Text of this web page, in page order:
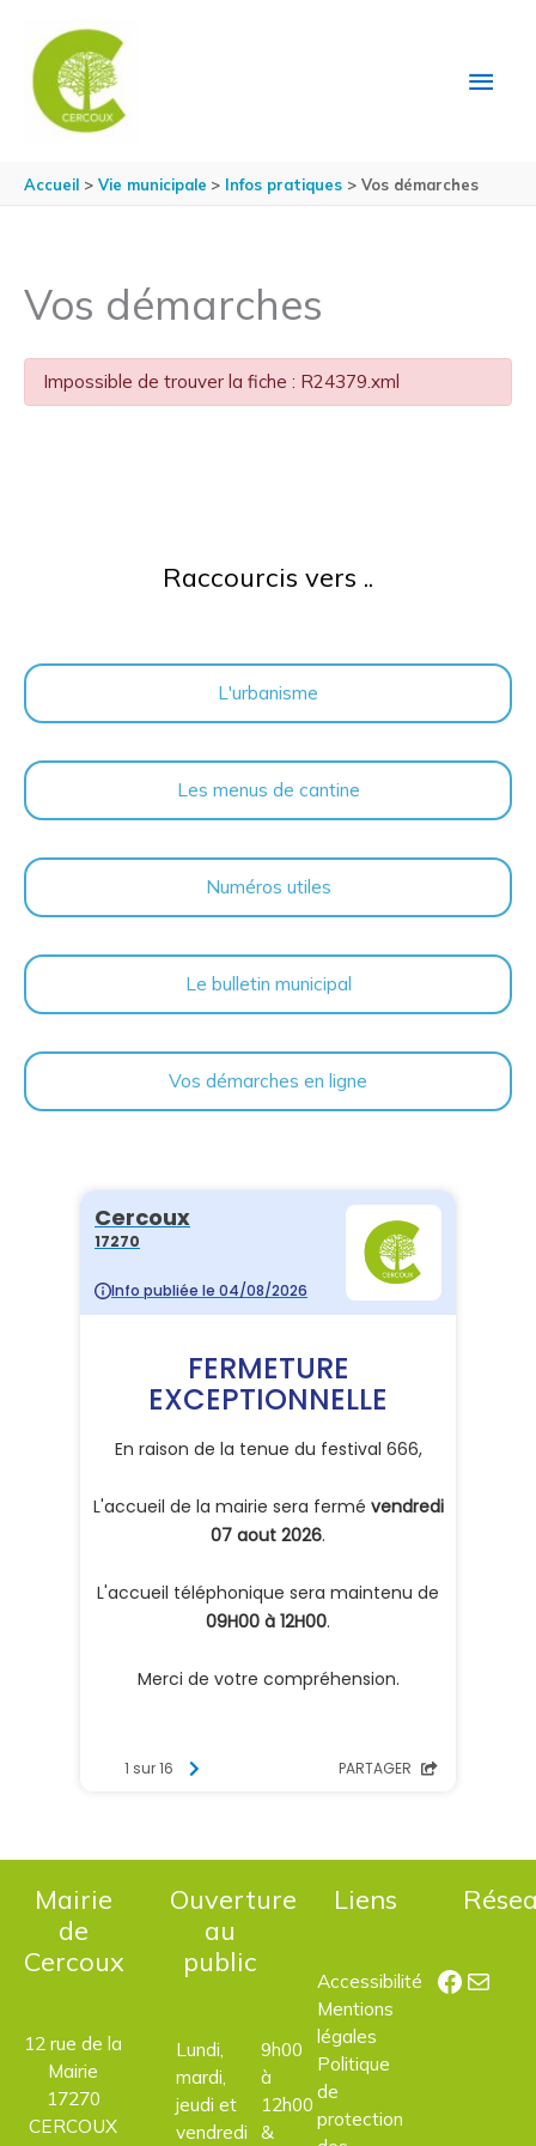
Accueil Vie municipale Infos pratiques Vos démarches
Vos démarches
Impossible de trouver la fiche : R24379.xml
Raccourcis vers ..
L'urbanisme
Les menus de cantine
Numéros utiles
Le bulletin municipal
Vos démarches en ligne
Mairie
de
Cercoux
12 rue de la
Mairie
17270
CERCOUX
Ouverture
au
public
Lundi,
mardi,
jeudi et
vendredi
9h00
à
12h00
&
Liens
Accessibilité
Mentions
légales
Politique
de
protection
E-mail